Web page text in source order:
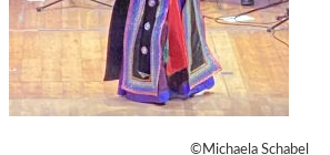
©Michaela Schabel